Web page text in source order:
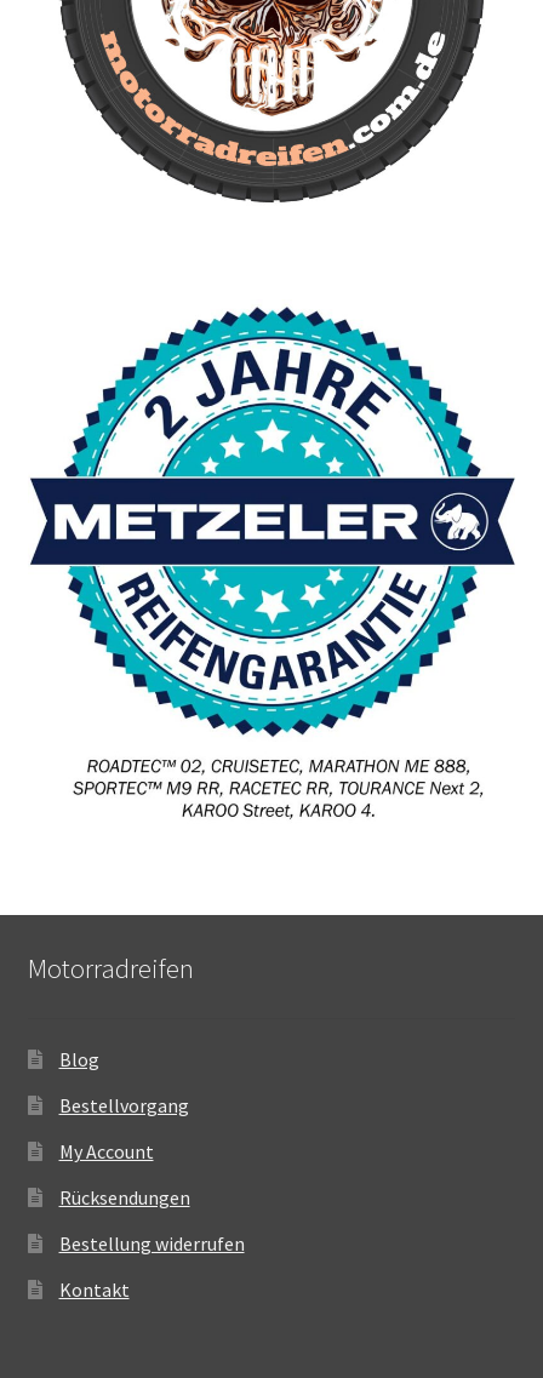
Motorradreifen
Blog
Bestellvorgang
My Account
Rücksendungen
Bestellung widerrufen
Kontakt